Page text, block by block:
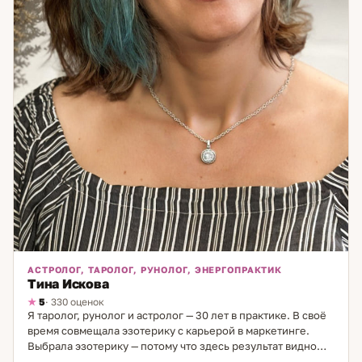
АСТРОЛОГ, ТАРОЛОГ, РУНОЛОГ, ЭНЕРГОПРАКТИК
Тина Искова
5· 330 оценок
Я таролог, рунолог и астролог — 30 лет в практике. В своё
время совмещала эзотерику с карьерой в маркетинге.
Выбрала эзотерику — потому что здесь результат видно